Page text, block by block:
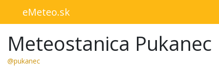
eMeteo.sk
Meteostanica Pukanec
@pukanec